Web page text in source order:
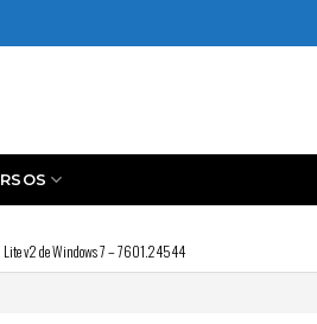
Lite v2 de Windows 7 – 7601.24544